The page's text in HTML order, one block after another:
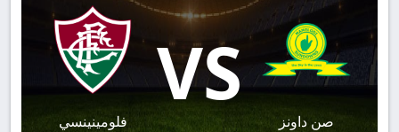
صن داونز
VS
فلومينينسي